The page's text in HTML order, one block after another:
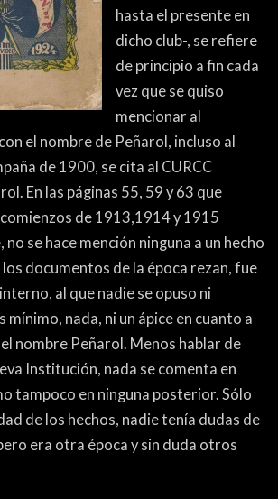
hasta el presente en
dicho club-, se refiere
de principio a fin cada
vez que se quiso
mencionar al
el nombre de Peñarol, incluso al
de 1900, se cita al CURCC
En las páginas 55, 59 y 63 que
de 1913,1914 y 1915
se hace mención ninguna a un hecho
documentos de la época rezan, fue
al que nadie se opuso ni
mínimo, nada, ni un ápice en cuanto a
nombre Peñarol. Menos hablar de
Institución, nada se comenta en
tampoco en ninguna posterior. Sólo
de los hechos, nadie tenía dudas de
era otra época y sin duda otros